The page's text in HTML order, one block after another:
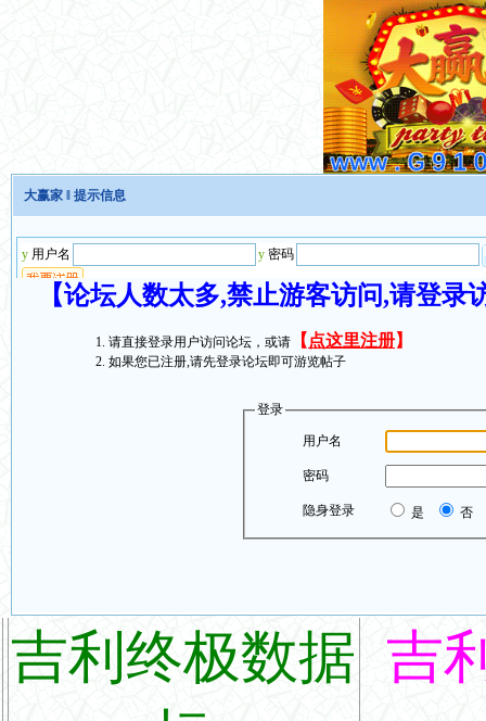
大赢家 ‖ 提示信息
【论坛人数太多,禁止游客访问,请登
请直接登录用户访问论坛，或请 【 点这里注册】
如果您已注册,请先登录论坛即可游览帖子
登录
用户名
密码
隐身登录 是 否
吉利终极数据 吉